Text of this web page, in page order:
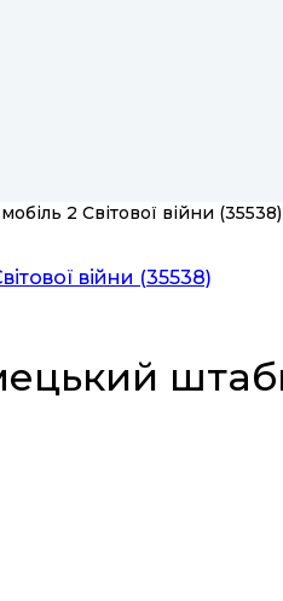
2 Світової війни (35538)